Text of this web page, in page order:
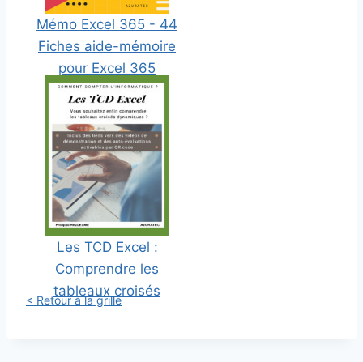
Mémo Excel 365 - 44
Fiches aide-mémoire
pour Excel 365
Les TCD Excel :
Comprendre les
tableaux croisés
< Retour à la grille